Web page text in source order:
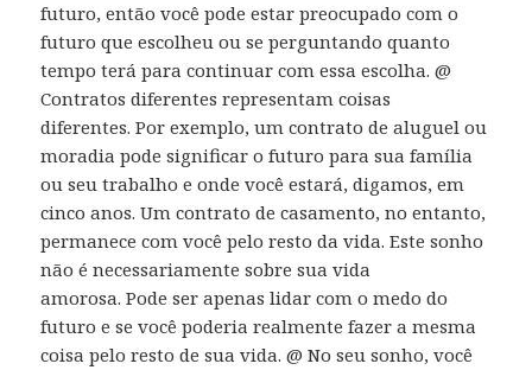
futuro, então você pode estar preocupado com o
futuro que escolheu ou se perguntando quanto
tempo terá para continuar com essa escolha. @
Contratos diferentes representam coisas
diferentes. Por exemplo, um contrato de aluguel ou
moradia pode significar o futuro para sua família
ou seu trabalho e onde você estará, digamos, em
cinco anos. Um contrato de casamento, no entanto,
permanece com você pelo resto da vida. Este sonho
não é necessariamente sobre sua vida
amorosa. Pode ser apenas lidar com o medo do
futuro e se você poderia realmente fazer a mesma
coisa pelo resto de sua vida. @ No seu sonho, você